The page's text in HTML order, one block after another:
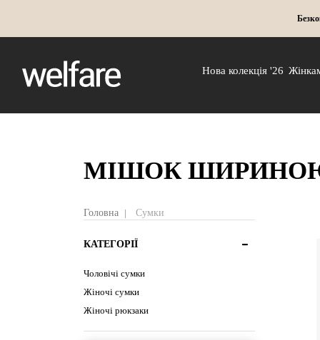
Нова колекція '26
МІШОК
Головна Сумки
КАТЕГОРІЇ
Чоловічі сумки
Жіночі сумки
Жіночі рюкзаки